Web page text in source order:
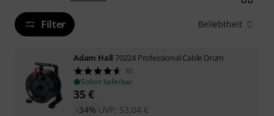
Filter Beliebtheit
Adam Hall 70224 Professional Cable Drum
70
Sofort lieferbar
35€
UVP: 53,04 €
-34%